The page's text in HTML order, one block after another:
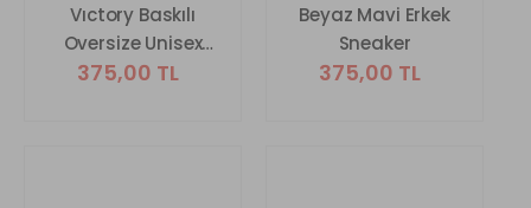
Vıctory Baskılı
Oversize Unisex
Sweatshirt
375,00 TL
Beyaz Mavi Erkek
Sneaker
375,00 TL